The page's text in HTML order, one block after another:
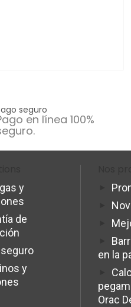
seguro
en línea 100%
y
de
y
en la
Orac